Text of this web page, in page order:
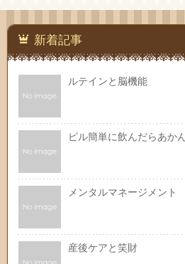
新着記事
ルテインと脳機能
ピル簡単に飲んだらあか
メンタルマネージメント
産後ケアと笑財